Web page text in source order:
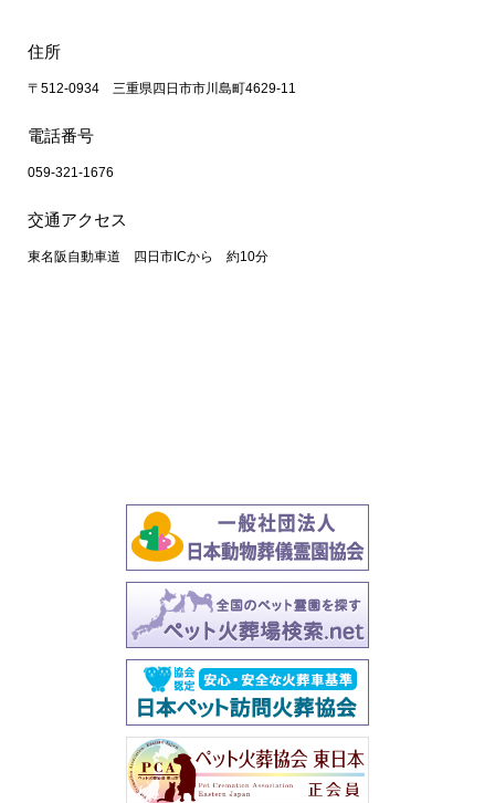
住所
〒512-0934 三重県四日市市川島町4629-11
電話番号
059-321-1676
交通アクセス
東名阪自動車道 四日市ICから 約10分